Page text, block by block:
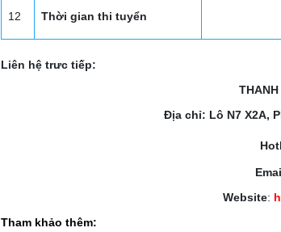
12 Thời gian thi tuyển
Liên hệ trưc tiếp:
THANH
Địa chỉ: Lô N7 X2A,
Website:
Tham khảo thêm: